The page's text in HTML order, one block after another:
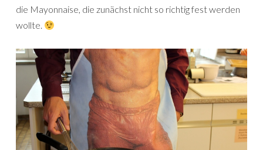
die Mayonnaise, die zunächst nicht so richtig fest werden
wollte.